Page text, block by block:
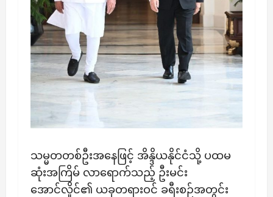
​သမ္မတတစ်ဦးအနေဖြင့် အိန္ဒိယနိုင်ငံသို့ ပထမ
ဆုံးအကြိမ် လာရောက်သည့် ဦးမင်း
အောင်လှိုင်၏ ယခုတရားဝင် ခရီးစဉ်အတွင်း